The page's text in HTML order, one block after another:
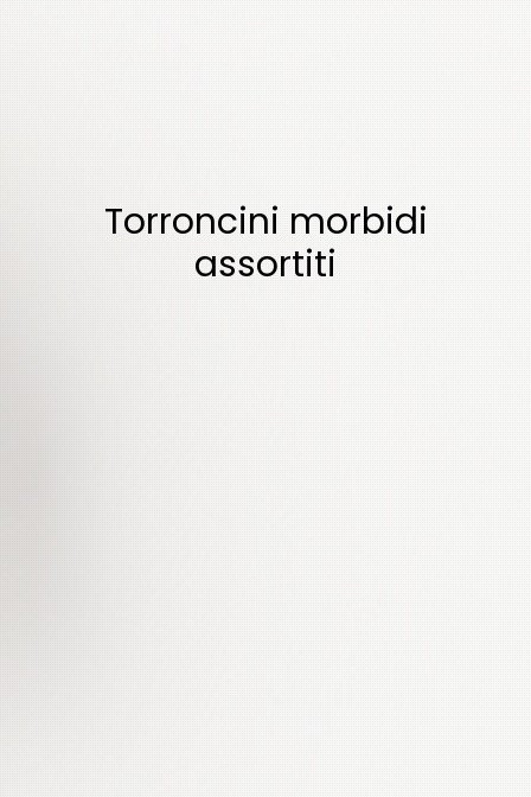
Torroncini morbidi
assortiti